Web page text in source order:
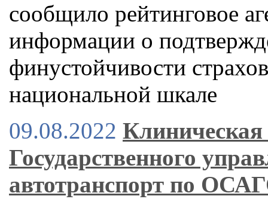
сообщило рейтинговое
информации о
финустойчивости
национальной шкале
09.08.2022
Государственного
автотранcпорт по